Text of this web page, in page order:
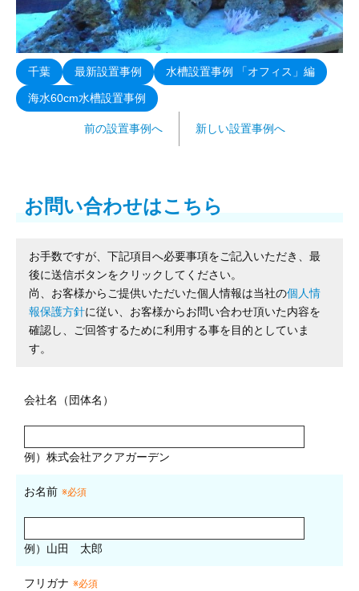
千葉 最新設置事例 水槽設置事例 「オフィス」編
海水60cm水槽設置事例
前の設置事例へ 新しい設置事例へ
お問い合わせはこちら
お手数ですが、下記項目へ必要事項をご記入いただき、最
後に送信ボタンをクリックしてください。
尚、お客様からご提供いただいた個人情報は当社の個人情
報保護方針に従い、お客様からお問い合わせ頂いた内容を
確認し、ご回答するために利用する事を目的としていま
す。
会社名（団体名）
例）株式会社アクアガーデン
お名前 ※必須
例）山田 太郎
フリガナ ※必須